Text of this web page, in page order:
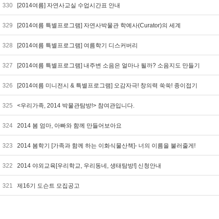
330 [2014여름] 자연사교실 수업시간표 안내
329 [2014여름 특별프로그램] 자연사박물관 학예사(Curator)의 세계
328 [2014여름 특별프로그램] 여름학기 디스커버리
327 [2014여름 특별프로그램] 내주변 소음은 얼마나 될까? 소음지도 만들기
326 [2014여름 미니전시 & 특별프로그램] 오감자극! 창의력 쑥쑥! 종이접기
325 <우리가족, 2014 박물관탐방!> 참여관입니다.
324 2014 봄 엄마, 아빠와 함께 만들어보아요
323 2014 봄학기 [가족과 함께 하는 이화식물산책]- 너의 이름을 불러줄게!
322 2014 야외교육[우리학교, 우리동네, 생태탐방!] 신청안내
321 제16기 도슨트 모집공고